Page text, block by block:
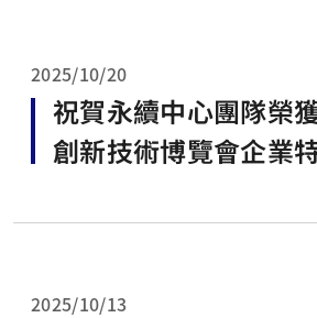
2025/10/20
祝賀永續中心團隊榮
創新技術博覽會企業
2025/10/13